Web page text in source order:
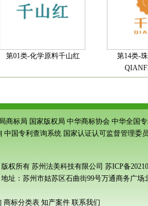
第01类-化学原料千山红
第14类-
商标局 国家版权局 中华商标协会 中华全国
中国专利查询系统 国家认证认可监督管理委
版权所有 苏州法美科技有限公司 苏ICP备
地址：苏州市姑苏区石曲街99号万通商务广场
商标分类表 知产案件 联系我们